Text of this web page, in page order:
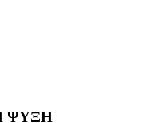
ΨΥΞΗ